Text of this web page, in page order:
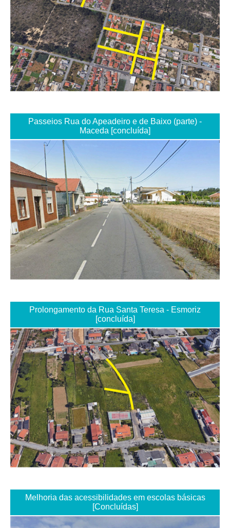
Passeios Rua do Apeadeiro e de Baixo (parte) -
Maceda [concluída]
Prolongamento da Rua Santa Teresa - Esmoriz
[concluída]
Melhoria das acessibilidades em escolas básicas
[Concluídas]